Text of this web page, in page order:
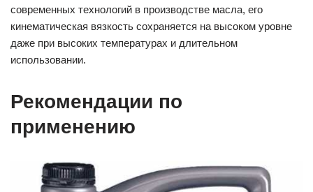
современных технологий в производстве масла, его
кинематическая вязкость сохраняется на высоком уровне
даже при высоких температурах и длительном
использовании.
Рекомендации по
применению